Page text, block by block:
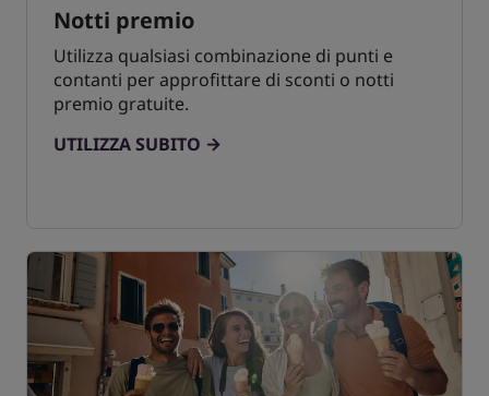
Notti premio
Utilizza qualsiasi combinazione di punti e
contanti per approfittare di sconti o notti
premio gratuite.
UTILIZZA SUBITO